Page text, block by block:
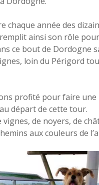
chaque année des
ainsi son rôle
ce bout de Dordogne
loin du Périgord
profité pour faire une
départ de cette tour.
vignes, de noyers, de
aux couleurs de